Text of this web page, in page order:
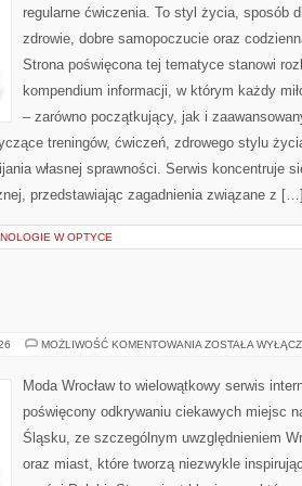
regularne ćwiczenia. To styl życia, sposób
zdrowie, dobre samopoczucie oraz
Strona poświęcona tej tematyce stanowi
kompendium informacji, w którym każdy
– zarówno początkujący, jak i
treningów, ćwiczeń, zdrowego stylu
własnej sprawności. Serwis koncentruje
przedstawiając zagadnienia związane z […]
W OPTYCE
MOŻLIWOŚĆ KOMENTOWANIA LUBIN
ZOSTAŁA
Moda Wrocław to wielowątkowy serwis
poświęcony odkrywaniu ciekawych miejsc
Śląsku, ze szczególnym uwzględnieniem
oraz miast, które tworzą niezwykle